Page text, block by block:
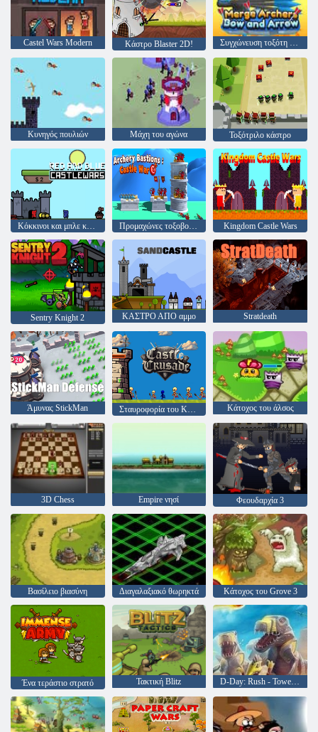
Castel Wars Modern Κάστρο Blaster 2D! Συγχώνευση τοξότη και βέλος
Κυνηγός πουλιών Μάχη του αγώνα Τοξότριλο κάστρο
Κόκκινοι και μπλε κάστροι Προμαχώνες τοξοβολίας: πόλεμος του Κάστρου Kingdom Castle Wars
Sentry Knight 2 ΚΑΣΤΡΟ ΑΠΟ αμμο Stratdeath
Άμυνας StickMan Κάτοχος του άλσος
3D Chess Empire νησί Φεουδαρχία 3
Βασίλειο βιασύνη Διαγαλαξιακό θωρηκτά Κάτοχος του Grove 3
Ένα τεράστιο στρατό Τακτική Blitz D-Day: Rush - Tower Defense